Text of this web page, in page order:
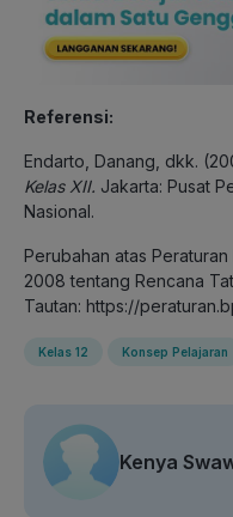
Referensi:
Endarto, Danang, dkk.
Kelas XII. Jakarta: Pusat
Nasional.
Perubahan atas
2008 tentang Rencana
Tautan: https://
Kelas 12 Konsep Pelajaran
Kenya